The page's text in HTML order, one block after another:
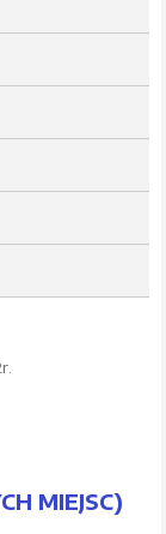
MIEJSC)